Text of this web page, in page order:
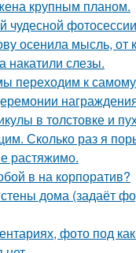
крупным планом.
чудесной
осенила мысль, от
накатили слезы.
переходим к
в толстовке и
Сколько раз я
растяжимо.
в на корпоратив?
дома (задаёт
фото под